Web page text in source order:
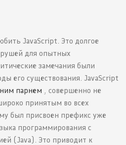
JavaScript. Это долгое
для опытных
замечания были
его существования. JavaScript
парнем , совершенно не
принятым во всех
был присвоен префикс уже
программирования с
(Java). Это приводит к